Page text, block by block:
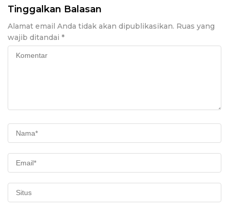
Tinggalkan Balasan
Alamat email Anda tidak akan dipublikasikan. Ruas yang
wajib ditandai *